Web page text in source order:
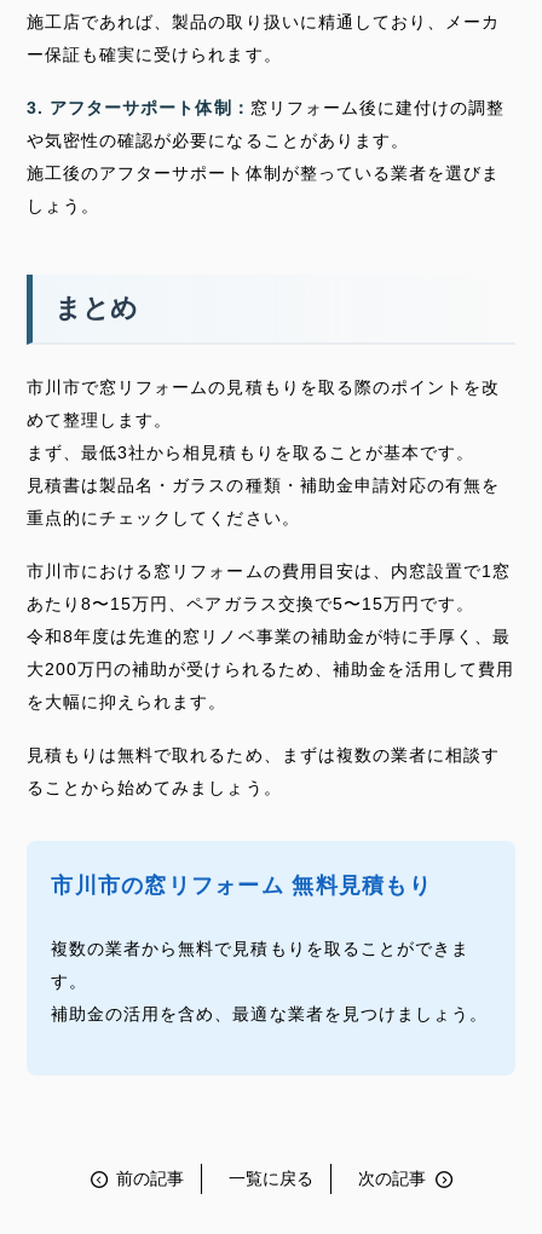
施工店であれば、製品の取り扱いに精通しており、メーカ
ー保証も確実に受けられます。
3. アフターサポート体制： 窓リフォーム後に建付けの調整
や気密性の確認が必要になることがあります。
施工後のアフターサポート体制が整っている業者を選びま
しょう。
まとめ
市川市で窓リフォームの見積もりを取る際のポイントを改
めて整理します。
まず、最低3社から相見積もりを取ることが基本です。
見積書は製品名・ガラスの種類・補助金申請対応の有無を
重点的にチェックしてください。
市川市における窓リフォームの費用目安は、内窓設置で1窓
あたり8〜15万円、ペアガラス交換で5〜15万円です。
令和8年度は先進的窓リノベ事業の補助金が特に手厚く、最
大200万円の補助が受けられるため、補助金を活用して費用
を大幅に抑えられます。
見積もりは無料で取れるため、まずは複数の業者に相談す
ることから始めてみましょう。
市川市の窓リフォーム 無料見積もり
複数の業者から無料で見積もりを取ることができま
す。
補助金の活用を含め、最適な業者を見つけましょう。
前の記事 一覧に戻る 次の記事